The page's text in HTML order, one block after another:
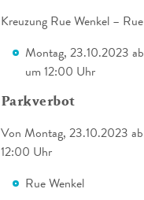
Kreuzung Rue Wenkel –
Montag, 23.10.2023
um 12:00 Uhr
Parkverbot
Von Montag, 23.10.2023
12:00 Uhr
Rue Wenkel